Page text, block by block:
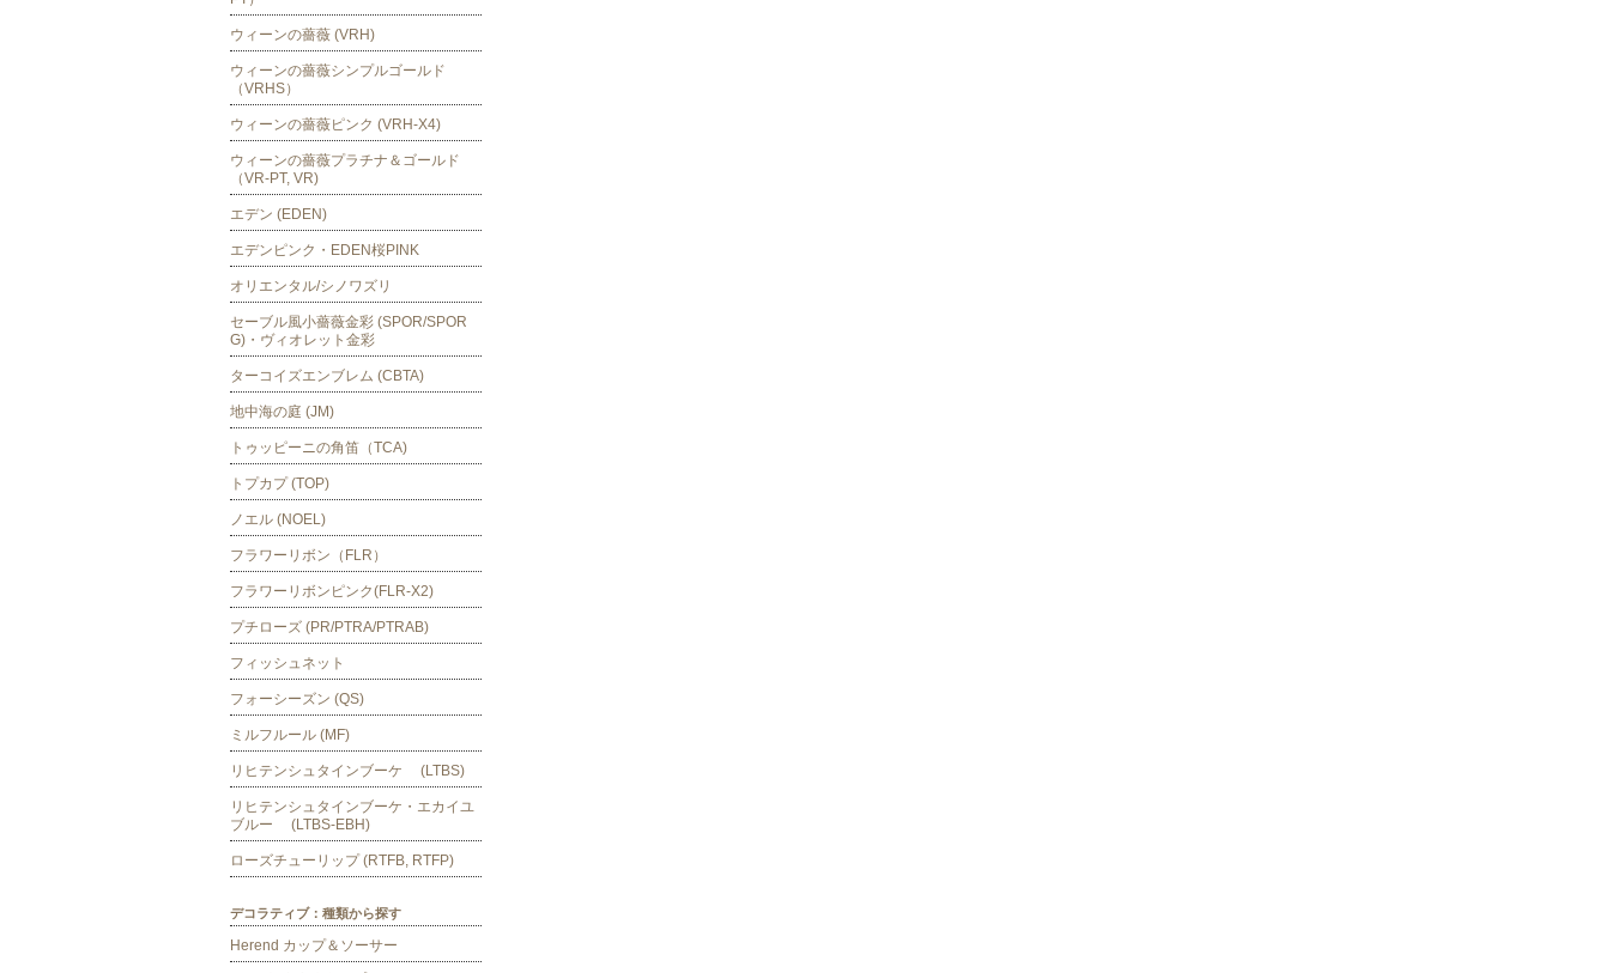
ウィーンの薔薇 (VRH)
ウィーンの薔薇シンプルゴールド
（VRHS）
ウィーンの薔薇ピンク (VRH-X4)
ウィーンの薔薇プラチナ＆ゴールド
（VR-PT, VR)
エデン (EDEN)
エデンピンク・EDEN桜PINK
オリエンタル/シノワズリ
セーブル風小薔薇金彩 (SPOR/SPOR
G)・ヴィオレット金彩
ターコイズエンブレム (CBTA)
地中海の庭 (JM)
トゥッピーニの角笛（TCA)
トプカプ (TOP)
ノエル (NOEL)
フラワーリボン（FLR）
フラワーリボンピンク(FLR-X2)
プチローズ (PR/PTRA/PTRAB)
フィッシュネット
フォーシーズン (QS)
ミルフルール (MF)
リヒテンシュタインブーケ (LTBS)
リヒテンシュタインブーケ・エカイユ
ブルー (LTBS-EBH)
ローズチューリップ (RTFB, RTFP)
デコラティブ：種類から探す
Herend カップ＆ソーサー